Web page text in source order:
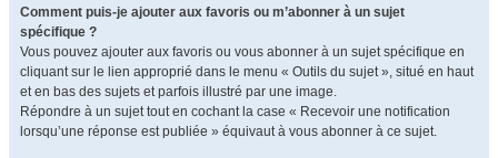
Comment puis-je ajouter aux favoris ou m’abonner à un sujet
spécifique ?
Vous pouvez ajouter aux favoris ou vous abonner à un sujet spécifique en
cliquant sur le lien approprié dans le menu « Outils du sujet », situé en haut
et en bas des sujets et parfois illustré par une image.
Répondre à un sujet tout en cochant la case « Recevoir une notification
lorsqu’une réponse est publiée » équivaut à vous abonner à ce sujet.